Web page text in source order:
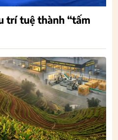
trí tuệ thành “tấm